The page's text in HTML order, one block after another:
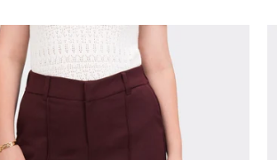
SALE! SALE! SALE!